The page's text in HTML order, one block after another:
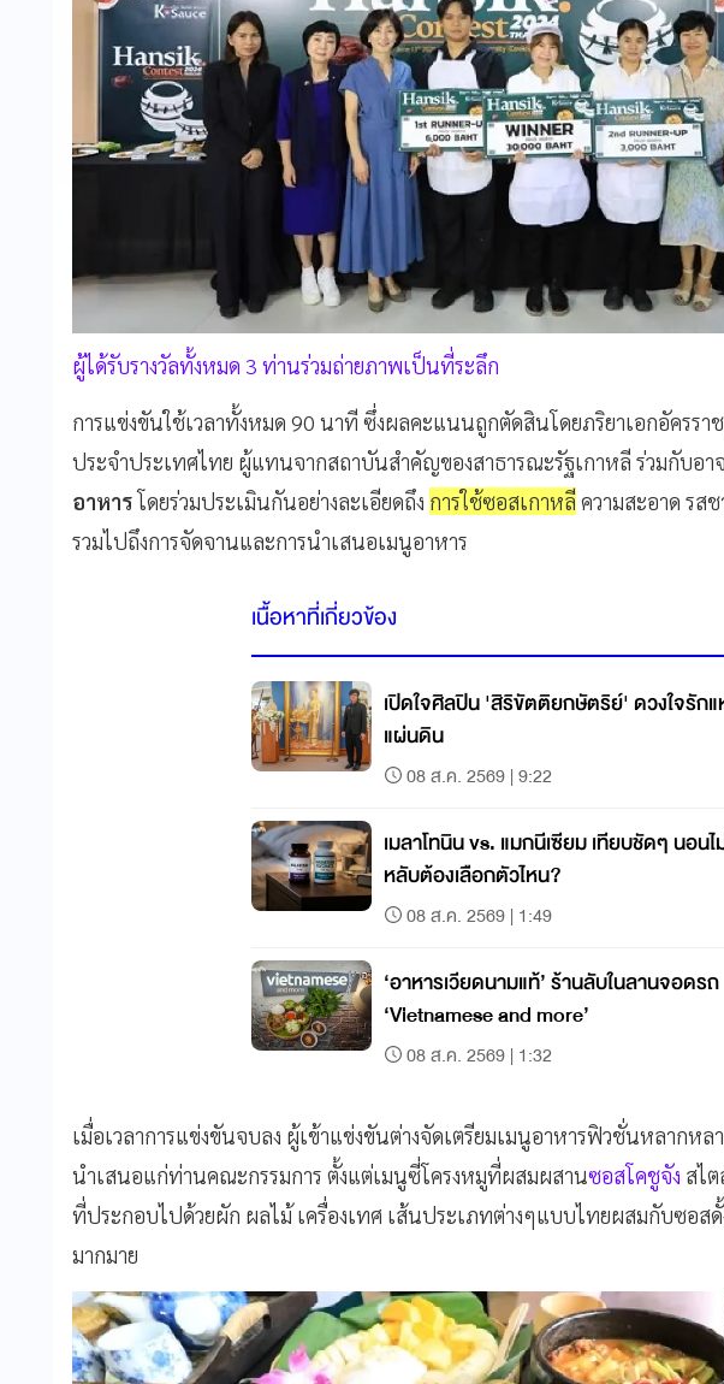
ผู้ได้รับรางวัลทั้งหมด 3 ท่านร่วมถ่ายภาพเป็นที่ระลึก
การแข่งขันใช้เวลาทั้งหมด 90 นาที ซึ่งผลคะแนนถูกตัดสินโดยภริยาเอกอัครรา
ประจำประเทศไทย ผู้แทนจากสถาบันสำคัญของสาธารณะรัฐเกาหลี ร่วมกับอา
อาหารโดยร่วมประเมินกันอย่างละเอียดถึง การใช้ซอสเกาหลี ความสะอาด รส
รวมไปถึงการจัดจานและการนำเสนอเมนูอาหาร
เนื้อหาที่เกี่ยวข้อง
เปิดใจศิลปิน 'สิริขัตติยกษัตริย์' ดวงใจรักแ
แผ่นดิน
08 ส.ค. 2569 | 9:22
เมลาโทนิน vs. แมกนีเซียม เทียบชัดๆ นอนไ
หลับต้องเลือกตัวไหน?
08 ส.ค. 2569 | 1:49
‘อาหารเวียดนามแท้’ ร้านลับในลานจอดรถ
‘Vietnamese and more’
08 ส.ค. 2569 | 1:32
เมื่อเวลาการแข่งขันจบลง ผู้เข้าแข่งขันต่างจัดเตรียมเมนูอาหารฟิวชั่นหลากห
นำเสนอแก่ท่านคณะกรรมการ ตั้งแต่เมนูซี่โครงหมูที่ผสมผสานซอสโคชูจัง สไ
ที่ประกอบไปด้วยผัก ผลไม้ เครื่องเทศ เส้นประเภทต่างๆแบบไทยผสมกับซอสดั้
มากมาย